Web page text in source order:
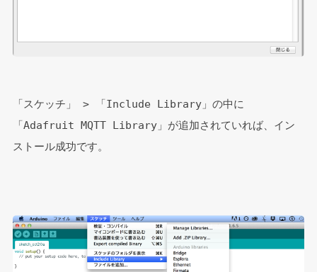
「スケッチ」 > 「Include Library」の中に
「Adafruit MQTT Library」が追加されていれば、イン
ストール成功です。